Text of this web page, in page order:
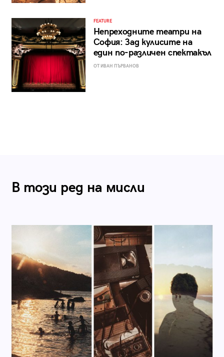
FEATURE
Непреходните театри на
София: Зад кулисите на
един по-различен спектакъл
ОТ ИВАН ПЪРВАНОВ
В този ред на мисли